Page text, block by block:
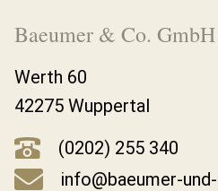
Baeumer & Co.
Werth 60
42275 Wuppertal
(0202) 255 340
info@baeumer-